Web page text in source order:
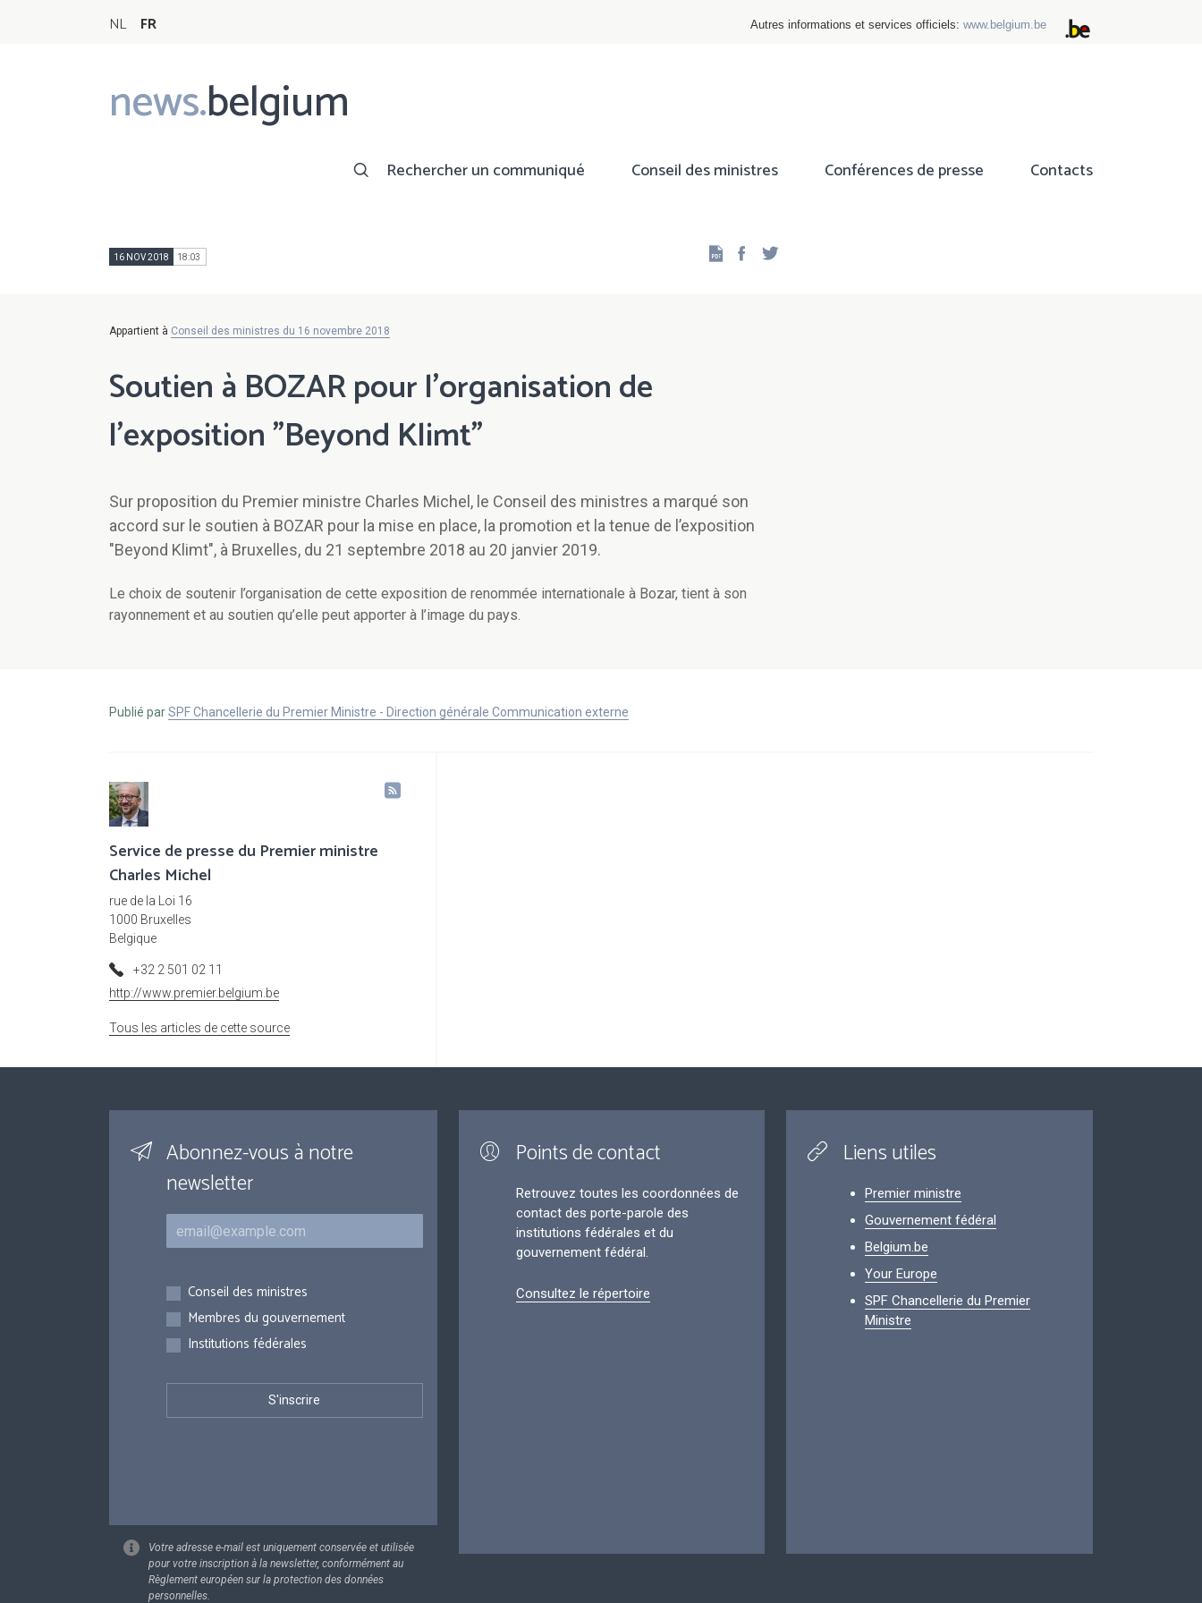
NL FR Autres informations et services officiels: www.belgium.be
news.belgium
Main
navigation
Rechercher un communiqué Conseil des ministres Conférences de presse Contacts
16 NOV 2018 18:03 Facebook
Appartient à Conseil des ministres du 16 novembre 2018
Soutien à BOZAR pour l'organisation de
l'exposition "Beyond Klimt"
Sur proposition du Premier ministre Charles Michel, le Conseil des ministres a marqué son
accord sur le soutien à BOZAR pour la mise en place, la promotion et la tenue de l’exposition
"Beyond Klimt", à Bruxelles, du 21 septembre 2018 au 20 janvier 2019.
Le choix de soutenir l’organisation de cette exposition de renommée internationale à Bozar, tient à son
rayonnement et au soutien qu’elle peut apporter à l’image du pays.
Publié parSPF Chancellerie du Premier Ministre - Direction générale Communication externe
Service de presse du Premier ministre
Charles Michel
rue de la Loi 16
1000 Bruxelles
Belgique
+32 2 501 02 11
http://www.premier.belgium.be
Tous les articles de cette source
Abonnez-vous à notre
newsletter
Courriel
Inscriptions
Conseil des ministres
Membres du gouvernement
Institutions fédérales
Votre adresse e-mail est uniquement conservée et utilisée
pour votre inscription à la newsletter, conformément au
Règlement européen sur la protection des données
personnelles.
Points de contact
Retrouvez toutes les coordonnées de
contact des porte-parole des
institutions fédérales et du
gouvernement fédéral.
Consultez le répertoire
Liens utiles
Premier ministre
Gouvernement fédéral
Belgium.be
Your Europe
SPF Chancellerie du Premier
Ministre